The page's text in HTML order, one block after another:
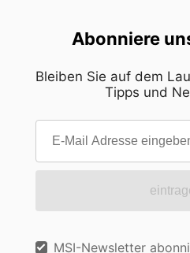
Abonniere
Bleiben Sie auf dem
Tipps und
MSI-Newsletter